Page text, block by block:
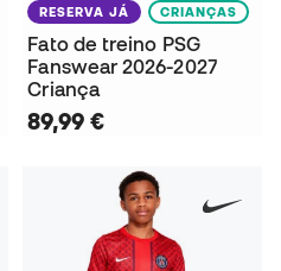
RESERVA JÁ CRIANÇAS
Fato de treino PSG
Fanswear 2026-2027
Criança
89,99 €